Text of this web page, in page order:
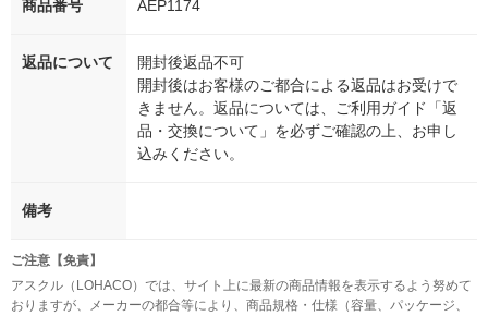
商品番号 AEP1174
返品について
開封後返品不可
開封後はお客様のご都合による返品はお受けで
きません。返品については、ご利用ガイド「返
品・交換について」を必ずご確認の上、お申し
込みください。
備考
ご注意【免責】
アスクル（LOHACO）では、サイト上に最新の商品情報を表示するよう努めて
おりますが、メーカーの都合等により、商品規格・仕様（容量、パッケージ、